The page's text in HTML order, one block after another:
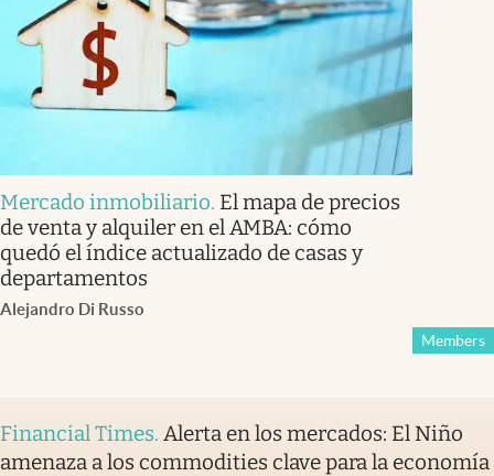
Mercado inmobiliario. El mapa de precios
de venta y alquiler en el AMBA: cómo
quedó el índice actualizado de casas y
departamentos
Alejandro Di Russo
Members
Financial Times. Alerta en los mercados: El Niño
amenaza a los commodities clave para la economía